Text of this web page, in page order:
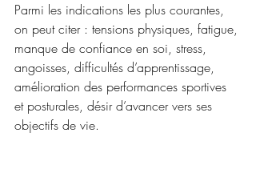
Parmi les indications les plus courantes,
on peut citer : tensions physiques, fatigue,
manque de confiance en soi, stress,
angoisses, difficultés d’apprentissage,
amélioration des performances sportives
et posturales, désir d’avancer vers ses
objectifs de vie.